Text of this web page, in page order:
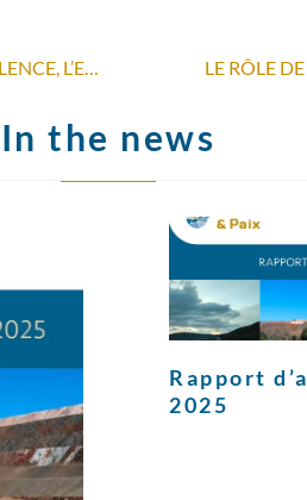
LE RÔLE
In the news
Rapport
2025